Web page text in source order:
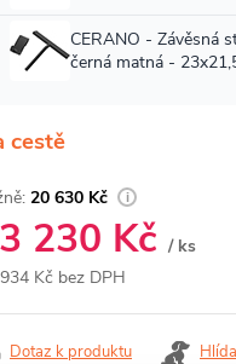
cestě
20 630 Kč
230 Kč / ks
Kč bez DPH
Dotaz k produktu